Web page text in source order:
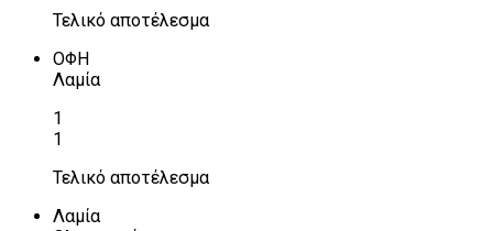
Τελικό αποτέλεσμα
ΟΦΗ
Λαμία
1
1
Τελικό αποτέλεσμα
Λαμία